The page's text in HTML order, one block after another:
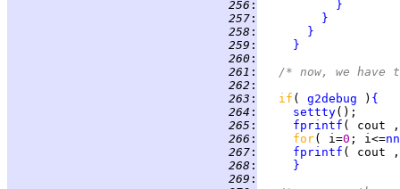
256 :
}
257 :
}
258 :
}
259 :
}
260 :
261 :
/* now, we
262 :
263 : if ( g2debug ) {
264 : settty
265 : fprintf ( cout
266 : for( i=0 ; i<=
267 : fprintf ( cout
268 :
}
269 :